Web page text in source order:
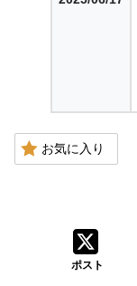
お気に入り
ポスト